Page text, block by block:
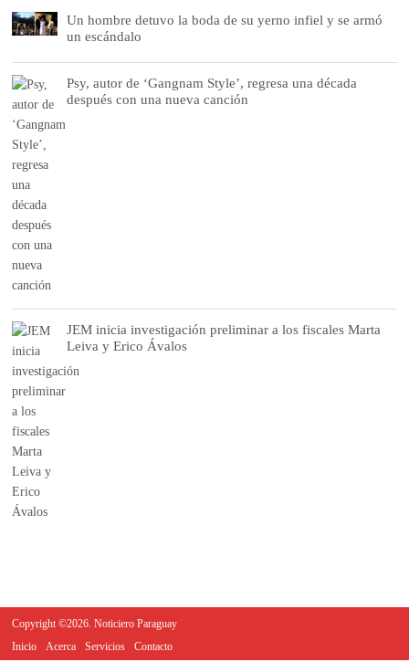
Un hombre detuvo la boda de su yerno infiel y se armó
un escándalo
Psy, autor de ‘Gangnam Style’, regresa una década
después con una nueva canción
JEM inicia investigación preliminar a los fiscales Marta
Leiva y Erico Ávalos
Copyright ©2026. Noticiero Paraguay
Inicio
Acerca Servicios Contacto